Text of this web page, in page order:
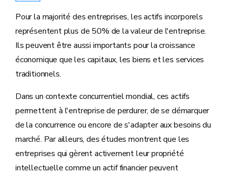
Pour la majorité des entreprises, les actifs incorporels
représentent plus de 50% de la valeur de l'entreprise.
Ils peuvent être aussi importants pour la croissance
économique que les capitaux, les biens et les services
traditionnels.
Dans un contexte concurrentiel mondial, ces actifs
permettent à l'entreprise de perdurer, de se démarquer
de la concurrence ou encore de s'adapter aux besoins du
marché. Par ailleurs, des études montrent que les
entreprises qui gèrent activement leur propriété
intellectuelle comme un actif financier peuvent